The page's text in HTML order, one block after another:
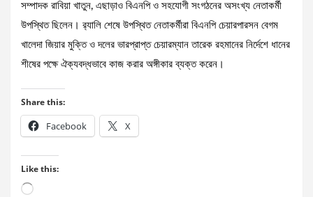
সম্পাদক রাবিয়া খাতুন, এছাড়াও বিএনপি ও সহযোগী সংগঠনের অসংখ্য নেতাকর্মী
উপস্থিত ছিলেন। র‍্যালি শেষে উপস্থিত নেতাকর্মীরা বিএনপি চেয়ারপারসন বেগম
খালেদা জিয়ার মুক্তি ও দলের ভারপ্রাপ্ত চেয়ারম্যান তারেক রহমানের নির্দেশে ধানের
শীষের পক্ষে ঐক্যবদ্ধভাবে কাজ করার অঙ্গীকার ব্যক্ত করেন।
Share this:
Facebook X
Like this:
Loading…